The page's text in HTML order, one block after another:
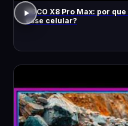
POCO X8 Pro Max: por
esse celular?